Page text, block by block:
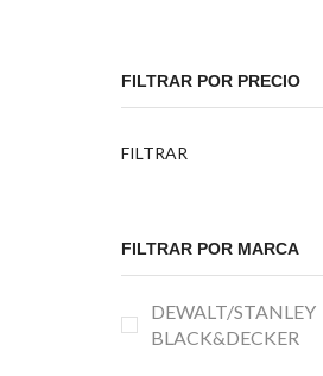
FILTRAR POR PRECIO
FILTRAR
FILTRAR POR MARCA
DEWALT/STANLEY
BLACK&DECKER
MAQUINARIA